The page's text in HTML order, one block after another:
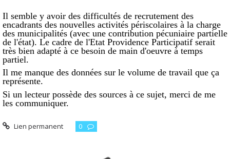
Il semble y avoir des difficultés de recrutement des
encadrants des nouvelles activités périscolaires à la charge
des municipalités (avec une contribution pécuniaire partielle
de l'état). Le cadre de l'Etat Providence Participatif serait
très bien adapté à ce besoin de main d'oeuvre à temps
partiel.
Il me manque des données sur le volume de travail que ça
représente.
Si un lecteur possède des sources à ce sujet, merci de me
les communiquer.
Lien permanent 0